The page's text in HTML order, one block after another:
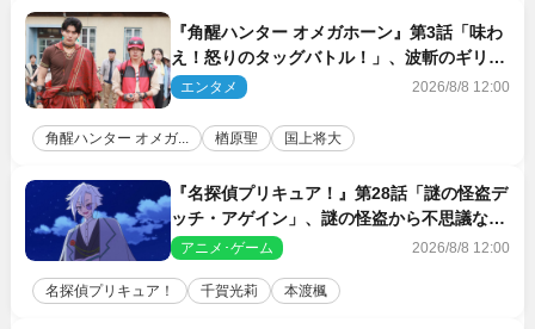
『角醒ハンター オメガホーン』第3話「味わ
え！怒りのタッグバトル！」、波斬のギリコ
がハンターバトルを挑んできた！
エンタメ 2026/8/8 12:00
角醒ハンター オメガ... 楢原聖 国上将大
『名探偵プリキュア！』第28話「謎の怪盗デ
ッチ・アゲイン」、謎の怪盗から不思議な予
告状が届く
アニメ･ゲーム 2026/8/8 12:00
名探偵プリキュア！ 千賀光莉 本渡楓